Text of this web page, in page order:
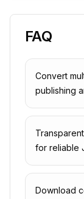
FAQ
Convert
publishing
for reliable
Download